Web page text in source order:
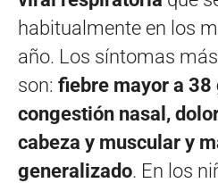
habitualmente en los
año. Los síntomas
son: fiebre mayor a 38
congestión nasal,
cabeza y muscular y
generalizado. En los